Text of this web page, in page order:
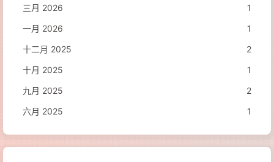
三月 2026
1
一月 2026
1
十二月 2025
2
十月 2025
1
九月 2025
2
六月 2025
1